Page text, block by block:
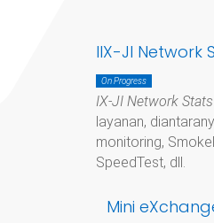
IIX-JI Network
On Progress
IX-JI Network Stats
layanan,
monitoring,
SpeedTest, dll.
Mini